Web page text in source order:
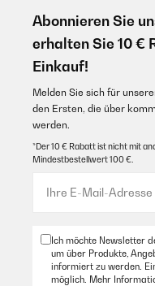
Abonnieren Sie
erhalten Sie 10 €
Einkauf!
Melden Sie sich für
den Ersten, die über
werden.
*Der 10 € Rabatt ist nicht mit
Mindestbestellwert 100 €.
Ich möchte Newsletter
um über Produkte,
informiert zu werden.
möglich. Mehr